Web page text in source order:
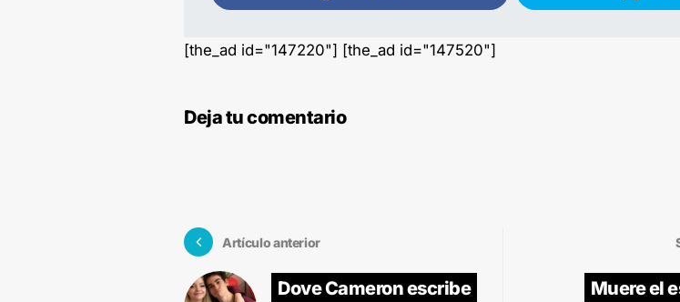
[the_ad id="147220"] [the_ad id="147520"]
Deja tu comentario
Artículo anterior
Dove Cameron escribe
Muere el